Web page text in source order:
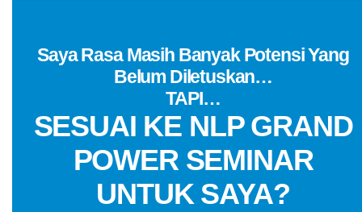
Saya Rasa Masih Banyak Potensi Yang
Belum Diletuskan…
TAPI…
SESUAI KE NLP GRAND
POWER SEMINAR
UNTUK SAYA?